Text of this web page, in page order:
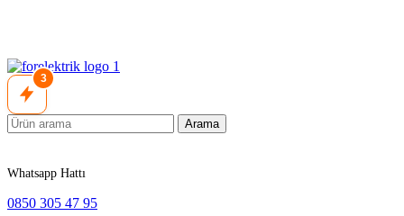
3
Arama
Whatsapp Hattı
0850 305 47 95